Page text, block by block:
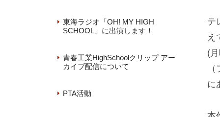
テ
え
(
に
東海ラジオ「OH! MY HIGH
SCHOOL」に出演します！
青春工業HighSchoolクリップ アー
カイブ配信について
PTA活動